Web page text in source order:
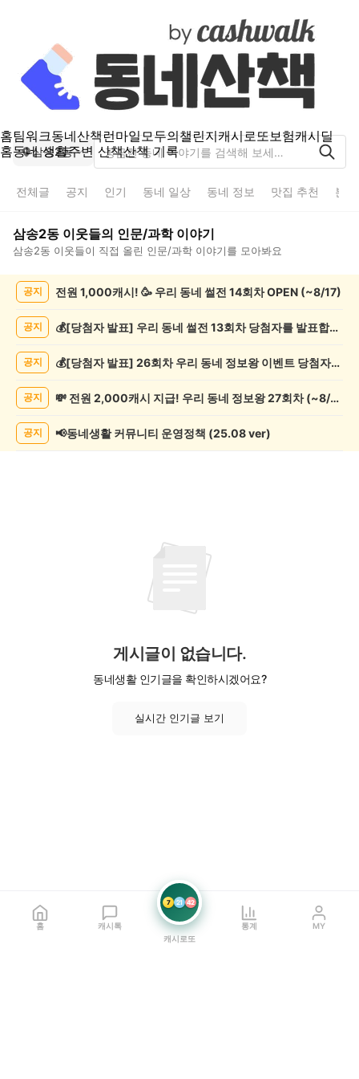
홈팀워크동네산책런마일모두의챌린지캐시로또보험캐시딜
홈동네 생활주변 산책산책 기록
삼송2동
전체글 공지 인기 동네 일상 동네 정보 맛집 추천 분
삼송2동 이웃들의 인문/과학이야기
삼송2동 이웃들이 직접 올린 인문/과학 이야기를 모아봐요
문/
목
공지 전원 1,000캐시! 🥳 우리 동네 썰전 14회차 OPEN (~8/17)
공지 💰[당첨자 발표] 우리 동네 썰전 13회차 당첨자를 발표합니다!
공지 💰[당첨자 발표] 26회차 우리 동네 정보왕 이벤트 당첨자를 발표합니다!
공지 💸 전원 2,000캐시 지급! 우리 동네 정보왕 27회차 (~8/10)
공지 📢동네생활 커뮤니티 운영정책 (25.08 ver)
게시글이 없습니다.
동네생활 인기글을 확인하시겠어요?
실시간 인기글 보기
홈 캐시톡
7 21 42
캐시로또
통계 MY